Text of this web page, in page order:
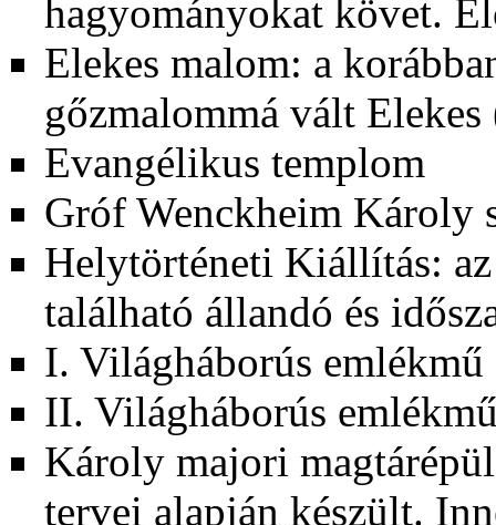
hagyományokat követ.
Elekes malom: a
gőzmalommá vált
Evangélikus templom
Gróf Wenckheim Károly
Helytörténeti Kiállítás:
található állandó és
I. Világháborús emlékmű
II. Világháborús
Károly majori
tervei alapján készült.